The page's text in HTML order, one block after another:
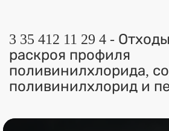
3 35 412 11 29 4 -
раскроя профиля
поливинилхлорида,
поливинилхлорид и